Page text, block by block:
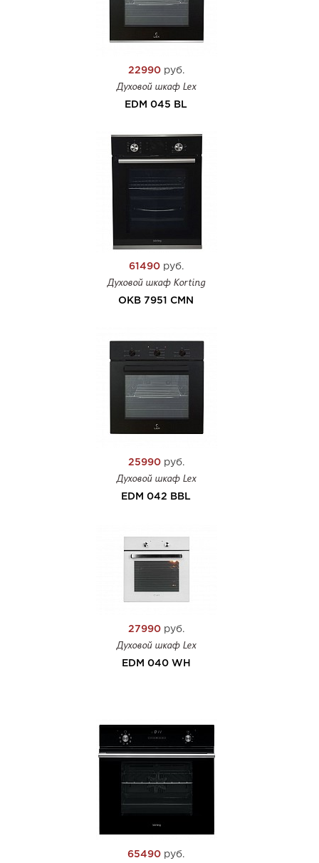
22990руб.
Духовой шкаф Lex
EDM 045 BL
61490руб.
Духовой шкаф Korting
OKB 7951 CMN
25990руб.
Духовой шкаф Lex
EDM 042 BBL
27990руб.
Духовой шкаф Lex
EDM 040 WH
65490 руб.